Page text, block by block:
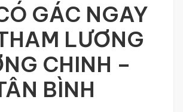
GÁC NGAY
LƯƠNG
CHINH –
BÌNH